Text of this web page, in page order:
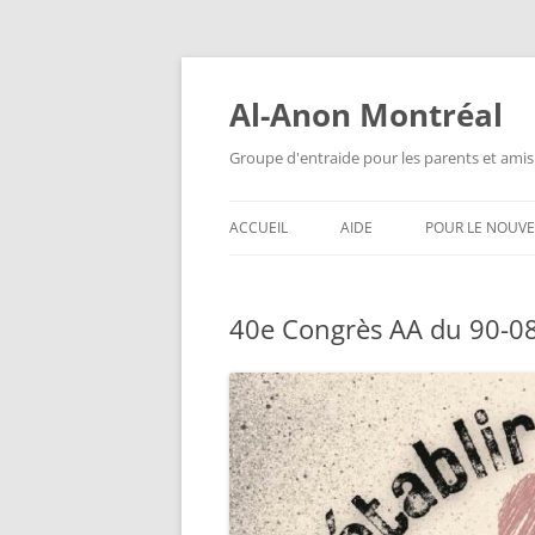
Aller
contenu
Al-Anon Montréal
Groupe d'entraide pour les parents et
ACCUEIL
ALATEEN MTL FRANÇAIS
AL-ANON MTL ESPAÑOL
AIS 88 ENGLISH MEETINGS
AIDE POUR LE
AL-ANON EST-
QUESTIONS
POSÉES
40e Congrès AA du 90-